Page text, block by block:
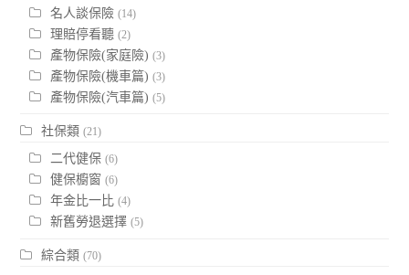
名人談保險 (14)
理賠停看聽 (2)
產物保險(家庭險) (3)
產物保險(機車篇) (3)
產物保險(汽車篇) (5)
社保類 (21)
二代健保 (6)
健保櫥窗 (6)
年金比一比 (4)
新舊勞退選擇 (5)
綜合類 (70)